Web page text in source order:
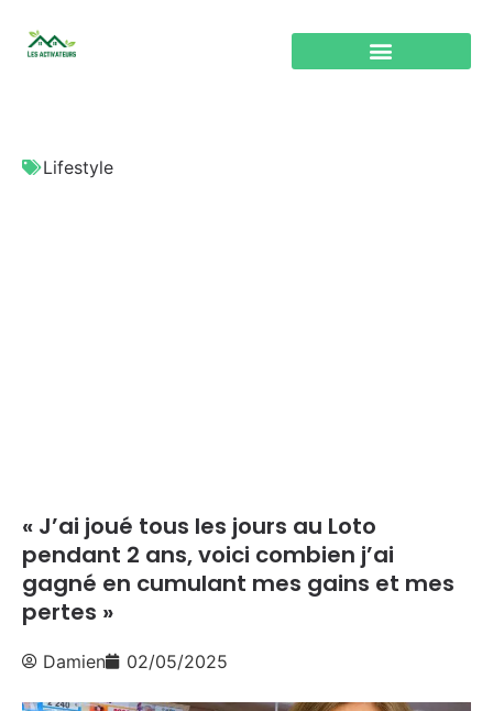
Lifestyle
« J’ai joué tous les jours au Loto
pendant 2 ans, voici combien j’ai
gagné en cumulant mes gains et mes
pertes »
Damien 02/05/2025